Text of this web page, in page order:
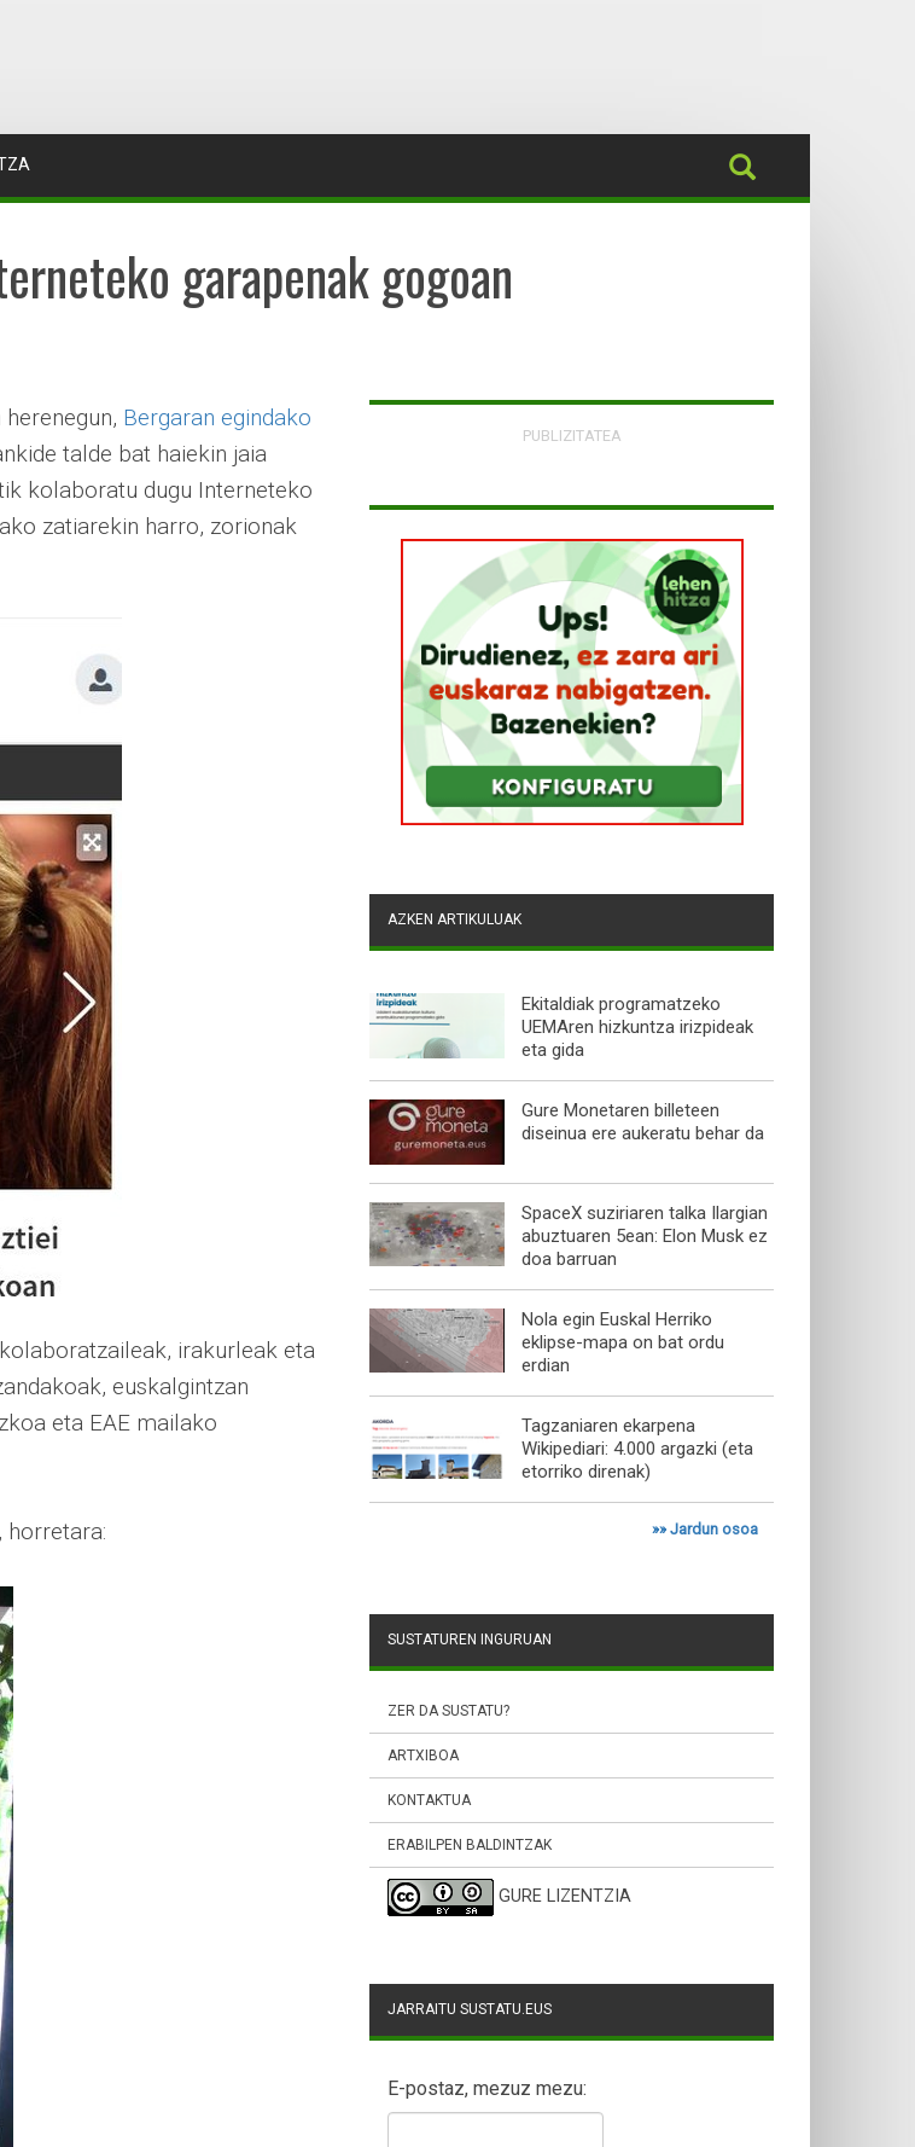
garapenak gogoan
Bergaran egindako
talde bat haiekin jaia
kolaboratu dugu Interneteko
zatiarekin harro, zorionak
irakurleak eta
euskalgintzan
eta EAE mailako
horretara:
PUBLIZITATEA
AZKEN ARTIKULUAK
Ekitaldiak programatzeko
UEMAren hizkuntza irizpideak
eta gida
Gure Monetaren billeteen
diseinua ere aukeratu behar da
SpaceX suziriaren talka Ilargian
abuztuaren 5ean: Elon Musk ez
doa barruan
Nola egin Euskal Herriko
eklipse-mapa on bat ordu
erdian
Tagzaniaren ekarpena
Wikipediari: 4.000 argazki (eta
etorriko direnak)
»»Jardun osoa
SUSTATUREN INGURUAN
ZER DA SUSTATU?
ARTXIBOA
KONTAKTUA
ERABILPEN BALDINTZAK
GURE LIZENTZIA
JARRAITU SUSTATU.EUS
E-postaz, mezuz mezu: